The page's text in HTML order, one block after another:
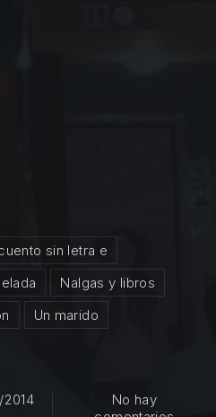
sin letra e
Nalgas y libros
Un marido
2014
No hay